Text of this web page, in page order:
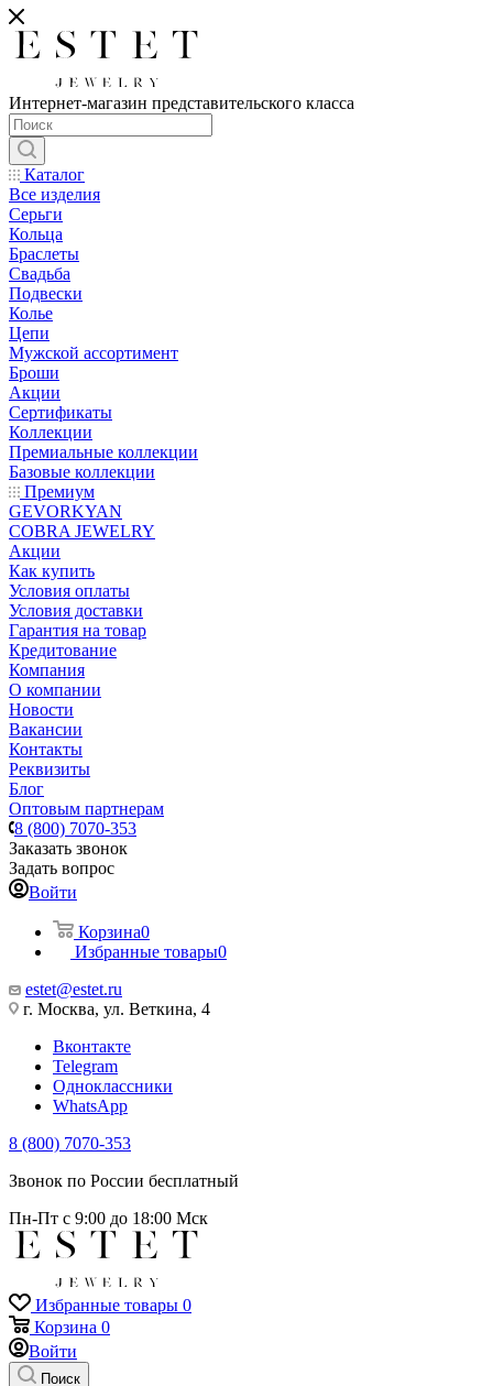
Интернет-магазин представительского класса
Каталог
Все изделия
Серьги
Кольца
Браслеты
Свадьба
Подвески
Колье
Цепи
Мужской ассортимент
Броши
Акции
Сертификаты
Коллекции
Премиальные коллекции
Базовые коллекции
Премиум
GEVORKYAN
COBRA JEWELRY
Акции
Как купить
Условия оплаты
Условия доставки
Гарантия на товар
Кредитование
Компания
О компании
Новости
Вакансии
Контакты
Реквизиты
Блог
Оптовым партнерам
8 (800) 7070-353
Заказать звонок
Задать вопрос
Войти
Корзина0
Избранные товары0
estet@estet.ru
г. Москва, ул. Веткина, 4
Вконтакте
Telegram
Одноклассники
WhatsApp
8 (800) 7070-353
Звонок по России бесплатный
Пн-Пт с 9:00 до 18:00 Мск
Избранные товары 0
Корзина 0
Войти
Поиск